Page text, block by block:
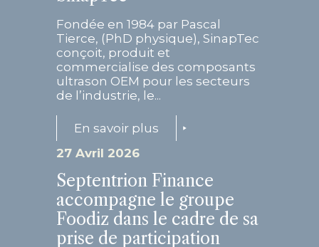
Fondée en 1984 par Pascal
Tierce, (PhD physique), SinapTec
conçoit, produit et
commercialise des composants
ultrason OEM pour les secteurs
de l’industrie, le...
En savoir plus
27 Avril 2026
Septentrion Finance
accompagne le groupe
Foodiz dans le cadre de sa
prise de participation